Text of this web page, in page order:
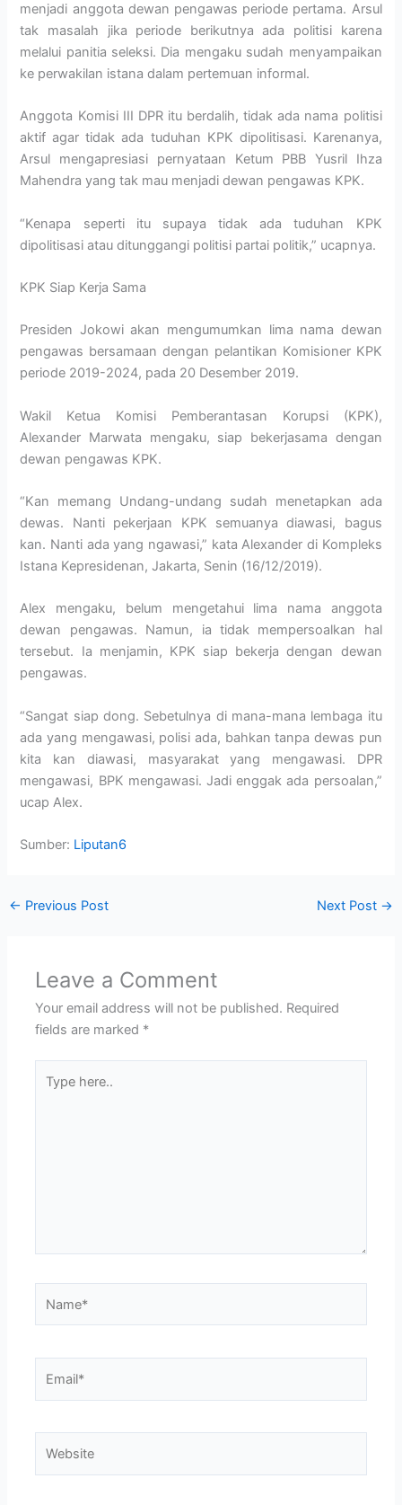
menjadi anggota dewan pengawas periode pertama. Arsul
tak masalah jika periode berikutnya ada politisi karena
melalui panitia seleksi. Dia mengaku sudah menyampaikan
ke perwakilan istana dalam pertemuan informal.
Anggota Komisi III DPR itu berdalih, tidak ada nama politisi
aktif agar tidak ada tuduhan KPK dipolitisasi. Karenanya,
Arsul mengapresiasi pernyataan Ketum PBB Yusril Ihza
Mahendra yang tak mau menjadi dewan pengawas KPK.
“Kenapa seperti itu supaya tidak ada tuduhan KPK
dipolitisasi atau ditunggangi politisi partai politik,” ucapnya.
KPK Siap Kerja Sama
Presiden Jokowi akan mengumumkan lima nama dewan
pengawas bersamaan dengan pelantikan Komisioner KPK
periode 2019-2024, pada 20 Desember 2019.
Wakil Ketua Komisi Pemberantasan Korupsi (KPK),
Alexander Marwata mengaku, siap bekerjasama dengan
dewan pengawas KPK.
“Kan memang Undang-undang sudah menetapkan ada
dewas. Nanti pekerjaan KPK semuanya diawasi, bagus
kan. Nanti ada yang ngawasi,” kata Alexander di Kompleks
Istana Kepresidenan, Jakarta, Senin (16/12/2019).
Alex mengaku, belum mengetahui lima nama anggota
dewan pengawas. Namun, ia tidak mempersoalkan hal
tersebut. Ia menjamin, KPK siap bekerja dengan dewan
pengawas.
“Sangat siap dong. Sebetulnya di mana-mana lembaga itu
ada yang mengawasi, polisi ada, bahkan tanpa dewas pun
kita kan diawasi, masyarakat yang mengawasi. DPR
mengawasi, BPK mengawasi. Jadi enggak ada persoalan,”
ucap Alex.
Sumber: Liputan6
← Previous Post Next Post →
Leave a Comment
Your email address will not be published. Required
fields are marked *
here..